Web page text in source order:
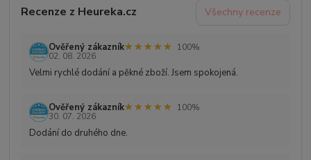
Recenze z Heureka.cz Všechny recenze
Ověřený zákazník★★★★★
★★★★★
100%
02. 08. 2026
Velmi rychlé dodání a pěkné zboží. Jsem spokojená.
Ověřený zákazník★★★★★
★★★★★
100%
30. 07. 2026
Dodání do druhého dne.